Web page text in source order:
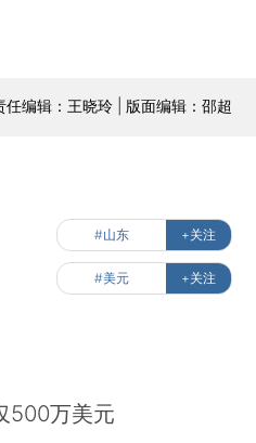
任编辑：王晓玲 | 版面编辑：邵超
#山东 +关注
#美元 +关注
500万美元